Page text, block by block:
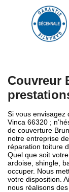
Couvreur
Si vous envisagez
Vinca 66320 ;
de couverture
notre entreprise
réparation toiture
Quel que soit
ardoise, shingle,
occuper. Nous
votre disposition.
nous réalisons